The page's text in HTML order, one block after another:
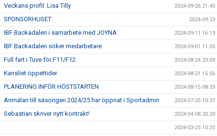
Veckans profil: Lisa Tilly 2024-09-26 21:40
SPONSORHUSET 2024-09-23
IBF Backadalen i samarbete med JOYNA 2024-09-11 16:13
IBF Backadalen söker medarbetare 2024-09-01 11:55
Full fart i Tuve för F11/F12 2024-08-24 20:09
Kansliet öppettider 2024-08-21 15:56
PLANERING INFÖR HÖSTSTARTEN 2024-08-15 08:33
Anmälan till säsongen 2024/25 har öppnat i Sportadmin 2024-07-25 10:37
Sebastian skriver nytt kontrakt! 2024-04-08 20:20
2024-03-25 10:25